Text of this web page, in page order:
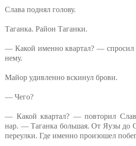
Слава поднял голову.
Таганка. Район Таганки.
— Какой именно квартал? — спросил
нему.
Майор удивленно вскинул брови.
— Чего?
— Какой квартал? — повторил
нар. — Таганка большая. От Яузы до
переулки. Где именно произошел